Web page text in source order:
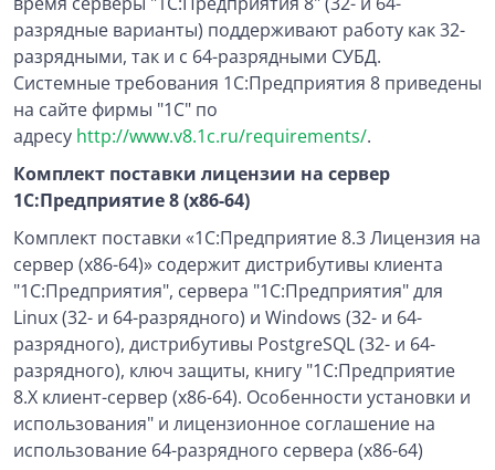
разрядные варианты) поддерживают работу как 32-
разрядными, так и с 64-разрядными СУБД.
Системные требования 1С:Предприятия 8 приведены
на сайте фирмы "1С" по
адресу http://www.v8.1c.ru/requirements/.
Комплект поставки лицензии на сервер
1С:Предприятие 8 (x86-64)
Комплект поставки «1С:Предприятие 8.3 Лицензия на
сервер (x86-64)» содержит дистрибутивы клиента
"1С:Предприятия", сервера "1С:Предприятия" для
Linux (32- и 64-разрядного) и Windows (32- и 64-
разрядного), дистрибутивы PostgreSQL (32- и 64-
разрядного), ключ защиты, книгу "1С:Предприятие
8.Х клиент-сервер (x86-64). Особенности установки и
использования" и лицензионное соглашение на
использование 64-разрядного сервера (x86-64)